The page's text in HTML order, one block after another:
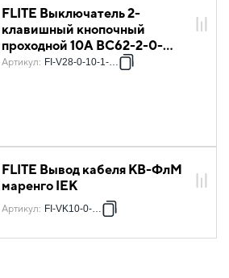
FLITE Выключатель 2-
клавишный кнопочный
проходной 10А ВС62-2-0-
ФлМ маренго IEK
Артикул: FI-V28-0-10-1-K35
FLITE Вывод кабеля КВ-ФлМ
маренго IEK
Артикул: FI-VK10-0-K35